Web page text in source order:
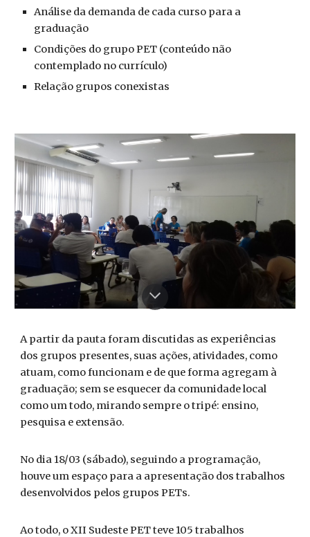
Análise da demanda de cada curso para a
graduação
Condições do grupo PET (conteúdo não
contemplado no currículo)
Relação grupos conexistas
A partir da pauta foram discutidas as experiências
dos grupos presentes, suas ações, atividades, como
atuam, como funcionam e de que forma agregam à
graduação; sem se esquecer da comunidade local
como um todo, mirando sempre o tripé: ensino,
pesquisa e extensão.
No dia 18/03 (sábado), seguindo a programação,
houve um espaço para a apresentação dos trabalhos
desenvolvidos pelos grupos PETs.
Ao todo, o XII Sudeste PET teve 105 trabalhos